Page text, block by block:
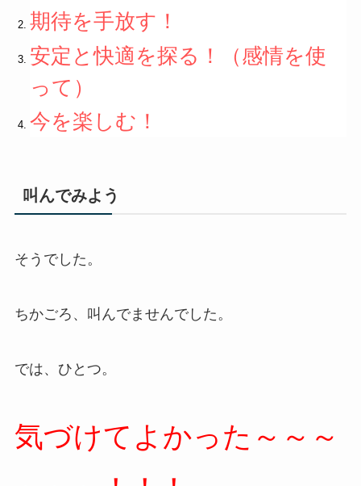
期待を手放す！
安定と快適を探る！（感情を使
って）
今を楽しむ！
叫んでみよう
そうでした。
ちかごろ、叫んでませんでした。
では、ひとつ。
気づけてよかった～～～